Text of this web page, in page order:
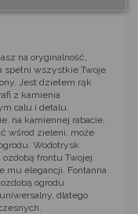
na oryginalność,
spełni wszystkie Twoje
Jest dziełem rąk
z kamienia
calu i detalu.
na kamiennej rabacie,
wśród zieleni, może
Wodotrysk
frontu Twojej
mu elegancji. Fontanna
ogrodu
dlatego